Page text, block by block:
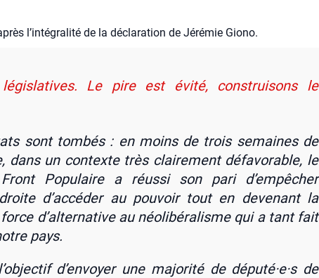
l’in­té­gra­li­té de la décla­ra­tion de Jéré­mie Gio­no.
législatives. Le pire est évité, construisons le
sont tom­bés : en moins de trois semaines de
dans un contexte très clai­re­ment défa­vo­rable, le
Popu­laire a réus­si son pari d’empêcher
droite d’accéder au pou­voir tout en deve­nant la
d’alternative au néo­li­bé­ra­lisme qui a tant fait
pays.
d’envoyer une majo­ri­té de député·e·s de